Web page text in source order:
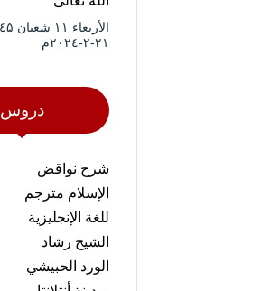
۲۱-۲-۲۰۲٤م
دروس
شرح نواقض
الإسلام مترجم
للغة الإنجليزية
الشيخ رشاد
الورد الحبيشي